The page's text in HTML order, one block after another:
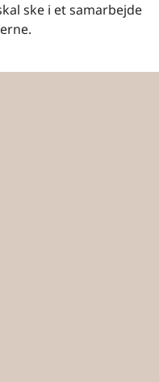
ske i et samarbejde